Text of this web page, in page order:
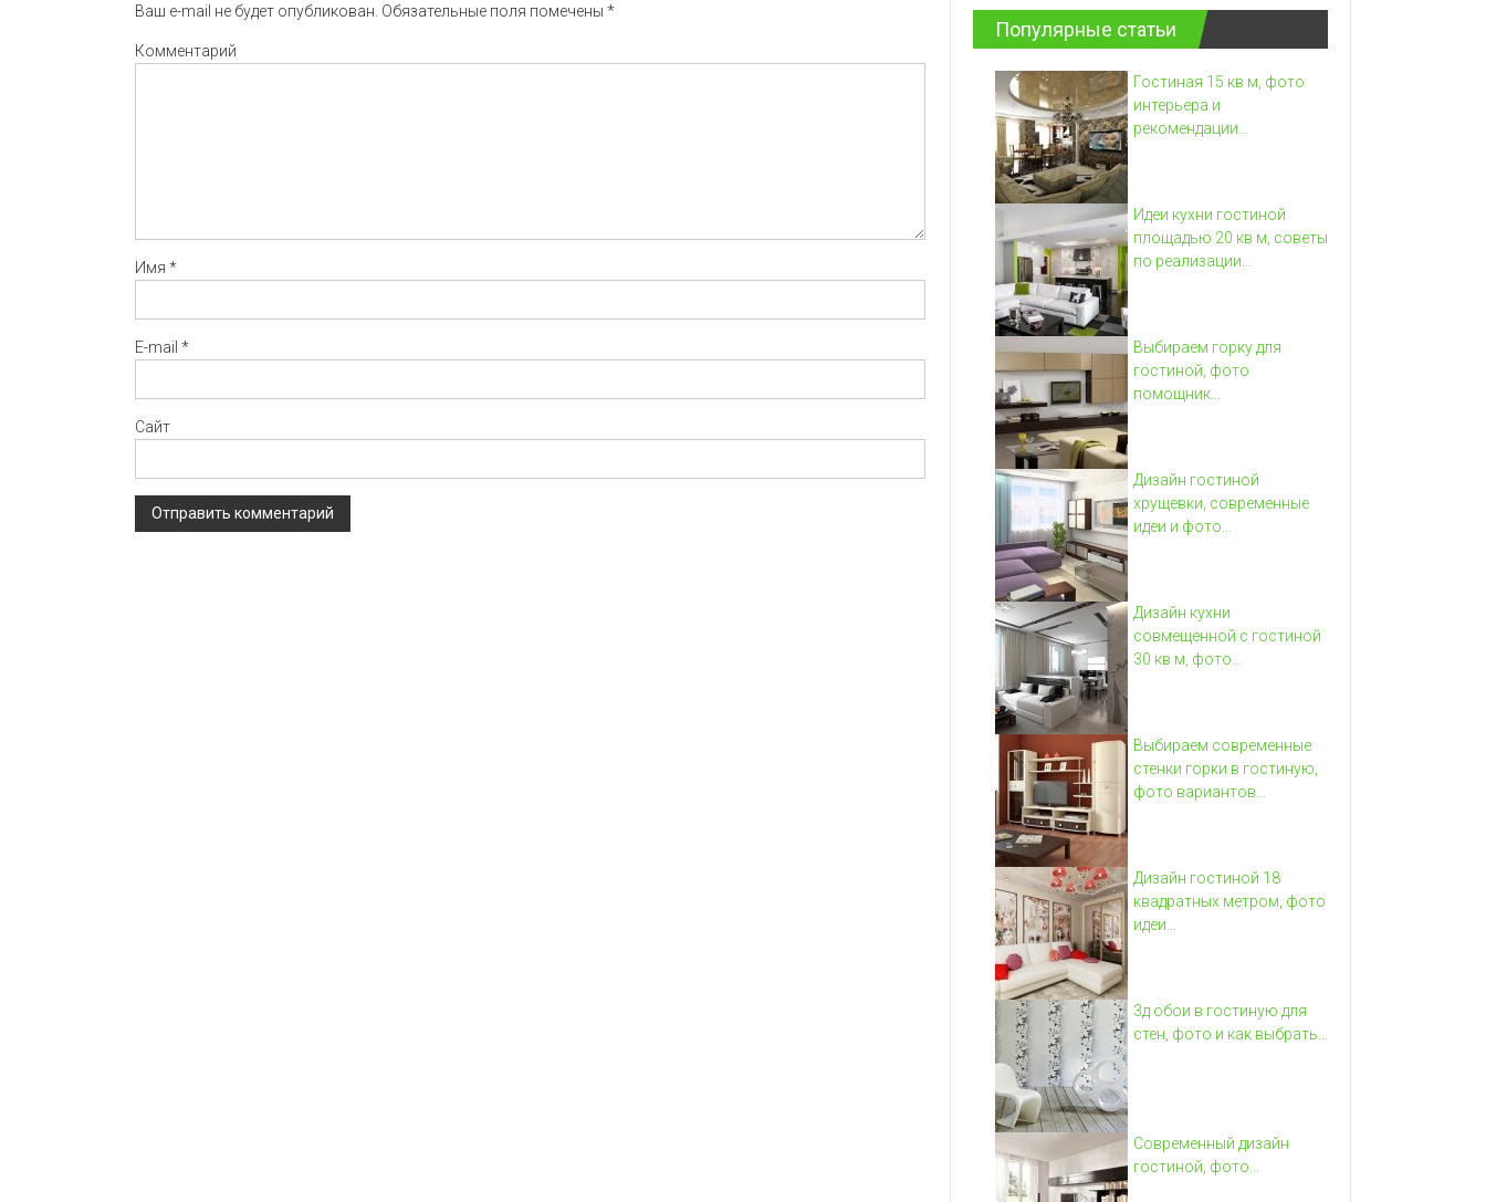
Ваш e-mail не будет опубликован. Обязательные поля помечены *
Комментарий
Имя *
E-mail *
Сайт
Популярные статьи
Гостиная 15 кв м, фото
интерьера и
рекомендации...
Идеи кухни гостиной
площадью 20 кв м, советы
по реализации...
Выбираем горку для
гостиной, фото
помощник...
Дизайн гостиной
хрущевки, современные
идеи и фото...
Дизайн кухни
совмещенной с гостиной
30 кв м, фото...
Выбираем современные
стенки горки в гостиную,
фото вариантов...
Дизайн гостиной 18
квадратных метром, фото
идеи...
3д обои в гостиную для
стен, фото и как выбрать...
Современный дизайн
гостиной, фото...